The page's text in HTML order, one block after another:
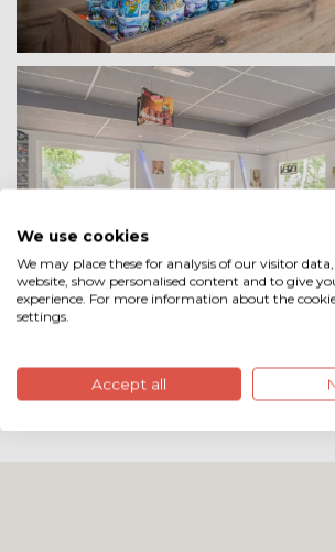
We use cookies
We may place these for analysis of our visitor
website, show personalised content and to give
experience. For more information about the
settings.
Accept all